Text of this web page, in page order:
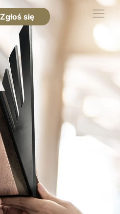
Zgłoś się